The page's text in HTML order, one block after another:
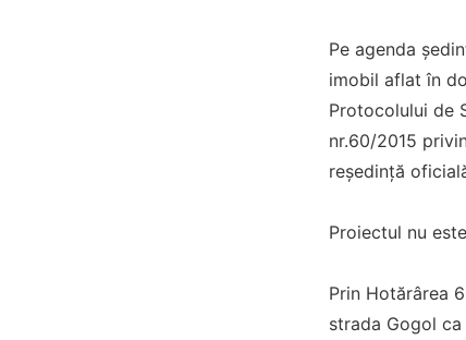
Pe agenda
imobil aflat în
Protocolului de
nr.60/2015
reședință
Proiectul nu
Prin Hotărârea
strada Gogol